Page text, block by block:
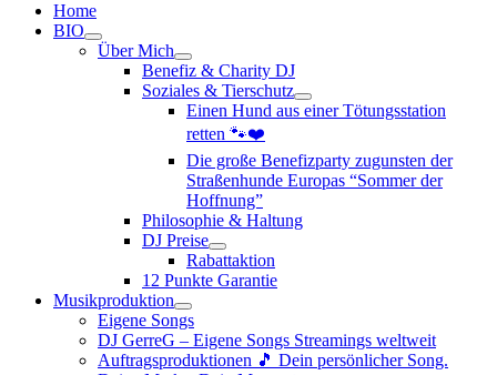
Home
BIO
Über Mich
Benefiz & Charity DJ
Soziales & Tierschutz
Einen Hund aus einer Tötungsstation
retten 🐾❤️
Die große Benefizparty zugunsten der
Straßenhunde Europas “Sommer der
Hoffnung”
Philosophie & Haltung
DJ Preise
Rabattaktion
12 Punkte Garantie
Musikproduktion
Eigene Songs
DJ GerreG – Eigene Songs Streamings weltweit
Auftragsproduktionen 🎵 Dein persönlicher Song.